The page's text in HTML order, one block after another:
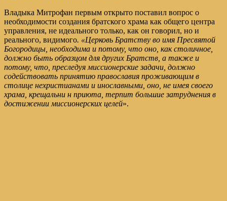
Владыка Митрофан первым открыто поставил вопрос о
необходимости создания братского храма как общего центра
управления, не идеального только, как он говорил, но и
реального, видимого. «Церковь Братству во имя Пресвятой
Богородицы, необходима и потому, что оно, как столичное,
должно быть образцом для других Братств, а также и
потому, что, преследуя миссионерские задачи, должно
содействовать принятию православия проживающим в
столице нехристианами и инославными, оно, не имея своего
храма, крещальни н приюта, терпит большие затруднения в
достижении миссионерских целей».